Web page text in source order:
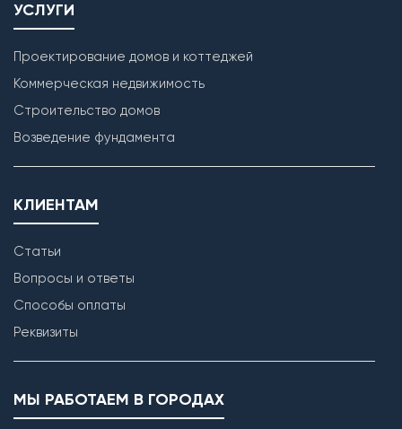
УСЛУГИ
Проектирование домов и коттеджей
Коммерческая недвижимость
Строительство домов
Возведение фундамента
КЛИЕНТАМ
Статьи
Вопросы и ответы
Способы оплаты
Реквизиты
МЫ РАБОТАЕМ В ГОРОДАХ